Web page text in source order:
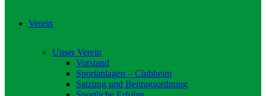
Verein
Unser Verein
Vorstand
Sportanlagen – Clubheim
Satzung und Beitragsordnung